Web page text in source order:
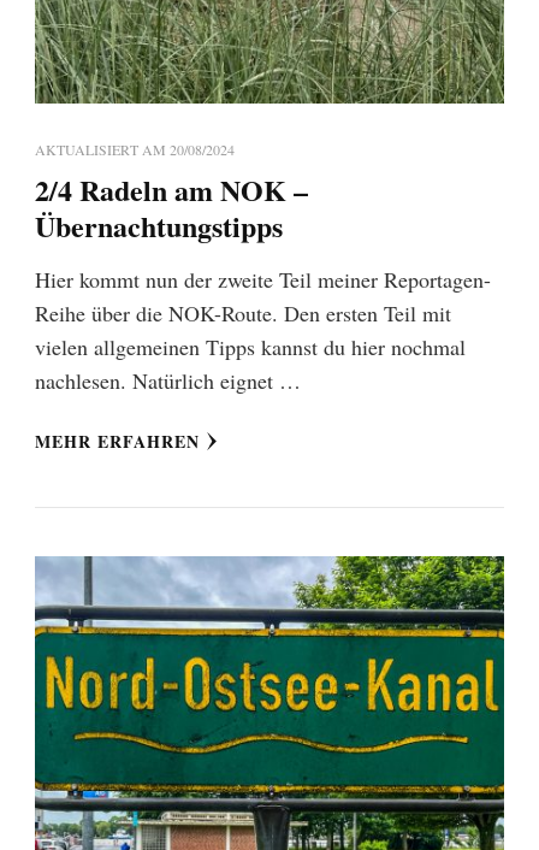
AKTUALISIERT AM 20/08/2024
2/4 Radeln am NOK –
Übernachtungstipps
Hier kommt nun der zweite Teil meiner Reportagen-
Reihe über die NOK-Route. Den ersten Teil mit
vielen allgemeinen Tipps kannst du hier nochmal
nachlesen. Natürlich eignet …
MEHR ERFAHREN